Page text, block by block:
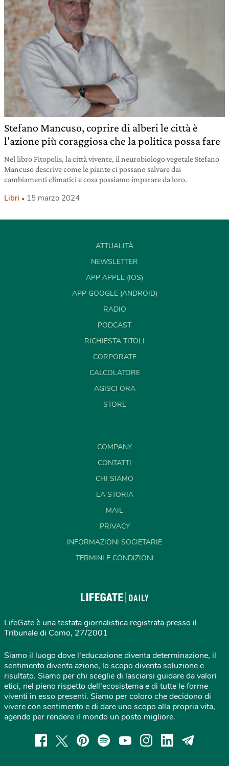
Stefano Mancuso, coprire di alberi le città è
l’azione più coraggiosa che la politica possa fare
Nel libro Fitopolis, la città vivente, il neurobiologo vegetale Stefano
Mancuso descrive come le piante ci possano salvare dai
cambiamenti climatici e cosa possiamo imparare da loro.
Libri 15 marzo 2024
ATTUALITÀ
NEWSLETTER
APP APPLE (IOS)
APP GOOGLE (ANDROID)
RADIO
PODCAST
RICHIESTA TITOLI
CORPORATE
CALCOLATORE
AGISCI ORA
STORE
COMPANY
CONTATTI
CHI SIAMO
LA STORIA
MAIL
PRIVACY
INFORMAZIONI SOCIETARIE
TERMINI E CONDIZIONI
LifeGate è una testata giornalistica registrata presso il
Tribunale di Como, 27/2001
Siamo il luogo dove l'educazione diventa determinazione, il
sentimento diventa azione, lo scopo diventa soluzione e
risultato. Siamo per chi sceglie di lasciarsi guidare da valori
etici, nel pieno rispetto dell'ecosistema e di tutte le forme
viventi in esso presenti. Siamo per coloro che decidono di
vivere con sentimento e di dare uno scopo alla propria vita,
agendo per rendere il mondo un posto migliore.